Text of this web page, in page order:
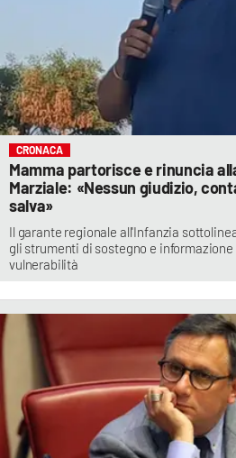
CRONACA
Mamma partorisce e rinuncia
Marziale: «Nessun giudizio,
salva»
Il garante regionale all'Infanzia
gli strumenti di sostegno e
vulnerabilità